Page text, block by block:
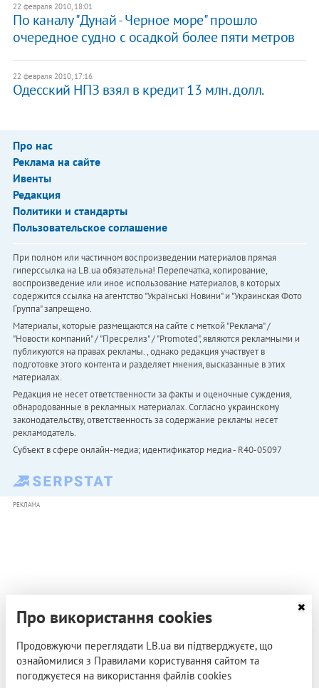
22 февраля 2010, 18:01
По каналу "Дунай - Черное море" прошло
очередное судно с осадкой более пяти метров
22 февраля 2010, 17:16
Одесский НПЗ взял в кредит 13 млн. долл.
Про нас
Реклама на сайте
Ивенты
Редакция
Политики и стандарты
Пользовательское соглашение
При полном или частичном воспроизведении материалов прямая
гиперссылка на LB.ua обязательна! Перепечатка, копирование,
воспроизведение или иное использование материалов, в которых
содержится ссылка на агентство "Українськi Новини" и "Украинская Фото
Группа" запрещено.
Материалы, которые размещаются на сайте с меткой "Реклама" /
"Новости компаний" / "Пресрелиз" / "Promoted", являются рекламными и
публикуются на правах рекламы. , однако редакция участвует в
подготовке этого контента и разделяет мнения, высказанные в этих
материалах.
Редакция не несет ответственности за факты и оценочные суждения,
обнародованные в рекламных материалах. Согласно украинскому
законодательству, ответственность за содержание рекламы несет
рекламодатель.
Субъект в сфере онлайн-медиа; идентификатор медиа - R40-05097
РЕКЛАМА
Про використання cookies
Продовжуючи переглядати LB.ua ви підтверджуєте, що
ознайомилися з Правилами користування сайтом та
погоджуєтеся на використання файлів cookies